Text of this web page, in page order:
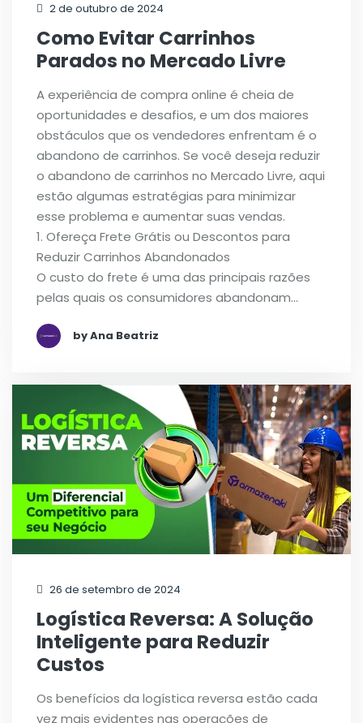
2 de outubro de 2024
Como Evitar Carrinhos
Parados no Mercado Livre
A experiência de compra online é cheia de
oportunidades e desafios, e um dos maiores
obstáculos que os vendedores enfrentam é o
abandono de carrinhos. Se você deseja reduzir
o abandono de carrinhos no Mercado Livre, aqui
estão algumas estratégias para minimizar
esse problema e aumentar suas vendas.
1. Ofereça Frete Grátis ou Descontos para
Reduzir Carrinhos Abandonados
O custo do frete é uma das principais razões
pelas quais os consumidores abandonam…
by Ana Beatriz
26 de setembro de 2024
Logística Reversa: A Solução
Inteligente para Reduzir
Custos
Os benefícios da logística reversa estão cada
vez mais evidentes nas operações de